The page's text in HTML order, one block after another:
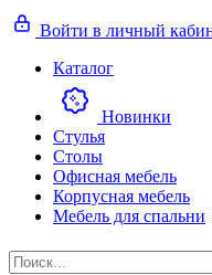
Войти в личный
Каталог
Новинки
Стулья
Столы
Офисная мебель
Корпусная мебель
Мебель для спальни